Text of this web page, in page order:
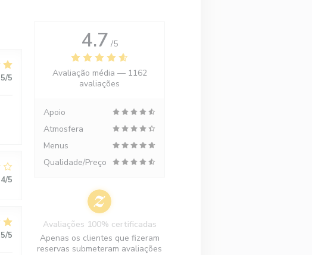
5/5
4/5
5/5
4.7 /5
Avaliação média — 1162
avaliações
Apoio
Atmosfera
Menus
Qualidade/Preço
Avaliações 100% certificadas
Apenas os clientes que fizeram
reservas submeteram avaliações